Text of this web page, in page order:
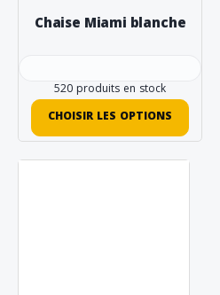
Chaise Miami blanche
520 produits en stock
CHOISIR LES OPTIONS